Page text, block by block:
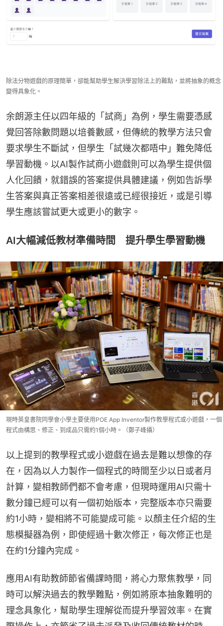
除法分物遊戲的原理簡單，卻能幫助學生解決學習除法上的難點，並將抽象的概念
變得具象化。
余朗源主任以四年級的「試商」為例，學生需要憑感
覺回答除數問題以培養數感，但傳統的教學方法只會
要求學生不斷試，但學生「試幾次都唔中」難免降低
學習動機。以AI製作試商小遊戲則可以為學生提供個
人化回饋，就錯誤的答案提供具體建議，例如告訴學
生答案與真正答案相差很遠或已經很接近，或是引導
學生應該嘗試更大或更小的數字。
AI大幅減低教材準備時間 提升學生學習動機
現時英皇書院同學會小學主要使用POE App Inventor製作教學程式或小遊戲，一個
程式由構思、修正、到成品只需約1個小時。（鄭子峰攝）
以上提到的教學程式或小遊戲在過去是難以想像的存
在，因為以人力製作一個程式的時間至少以日或者月
計算，變相教師們都不會考慮，但現時運用AI只需十
數分鐘已經可以有一個初始版本，完整版本亦只需要
約1小時，變相將不可能變成可能。以顏主任介紹的生
態模擬器為例，即使經過十數次修正，每次修正也是
在約1分鐘內完成。
應用AI有助教師節省備課時間，將心力聚焦教學，同
時可以解決過去的教學難點，例如將原本抽象難明的
理念具象化，幫助學生理解從而提升學習效率。在實